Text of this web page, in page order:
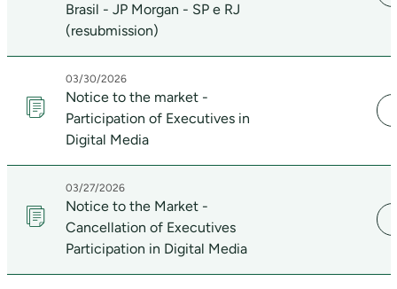
Brasil - JP Morgan - SP e RJ
(resubmission)
03/30/2026
Notice to the market -
Participation of Executives in
Digital Media
03/27/2026
Notice to the Market -
Cancellation of Executives
Participation in Digital Media